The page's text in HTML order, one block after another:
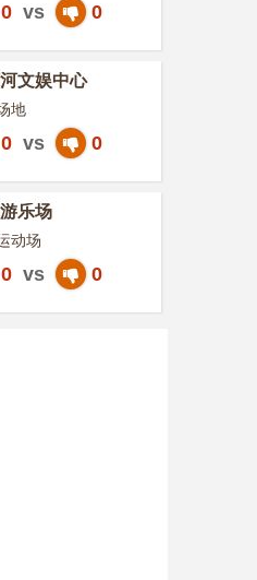
0 vs 0
文娱中心
地
0 vs 0
乐场
动场
0 vs 0